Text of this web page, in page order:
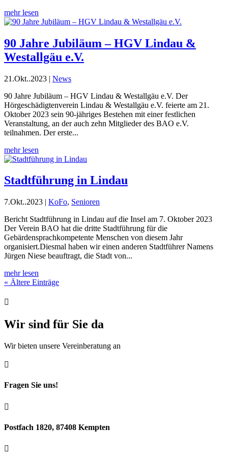
mehr lesen
90 Jahre Jubiläum – HGV Lindau &
Westallgäu e.V.
21.Okt..2023 | News
90 Jahre Jubiläum – HGV Lindau & Westallgäu e.V. Der
Hörgeschädigtenverein Lindau & Westallgäu e.V. feierte am 21.
Oktober 2023 sein 90-jähriges Bestehen mit einer festlichen
Veranstaltung, an der auch zehn Mitglieder des BAO e.V.
teilnahmen. Der erste...
mehr lesen
Stadtführung in Lindau
7.Okt..2023 | KoFo, Senioren
Bericht Stadtführung in Lindau auf die Insel am 7. Oktober 2023
Der Verein BAO hat die dritte Stadtführung für die
Gebärdensprachkompetente Menschen von diesem Jahr
organisiert.Diesmal haben wir einen anderen Stadtführer Namens
Jürgen Niese beauftragt, die Stadt von...
mehr lesen
« Ältere Einträge

Wir sind für Sie da
Wir bieten unsere Vereinberatung an

Fragen Sie uns!

Postfach 1820, 87408 Kempten
